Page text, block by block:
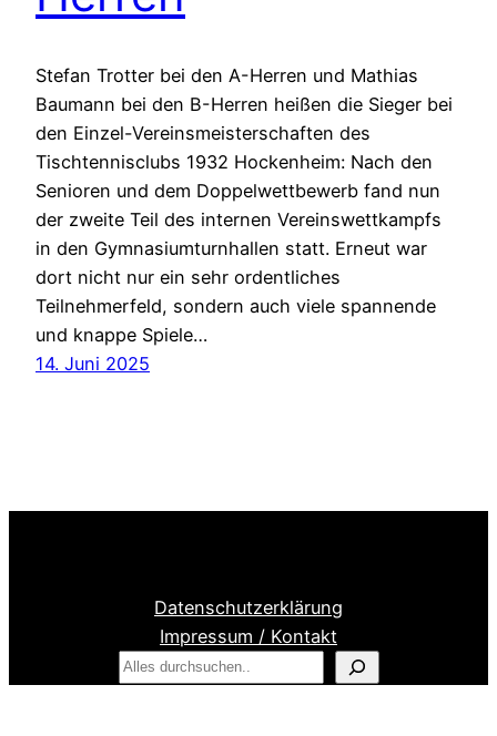
Stefan Trotter bei den A-Herren und Mathias
Baumann bei den B-Herren heißen die Sieger bei
den Einzel-Vereinsmeisterschaften des
Tischtennisclubs 1932 Hockenheim: Nach den
Senioren und dem Doppelwettbewerb fand nun
der zweite Teil des internen Vereinswettkampfs
in den Gymnasiumturnhallen statt. Erneut war
dort nicht nur ein sehr ordentliches
Teilnehmerfeld, sondern auch viele spannende
und knappe Spiele…
14. Juni 2025
Datenschutzerklärung
Impressum / Kontakt
S
u